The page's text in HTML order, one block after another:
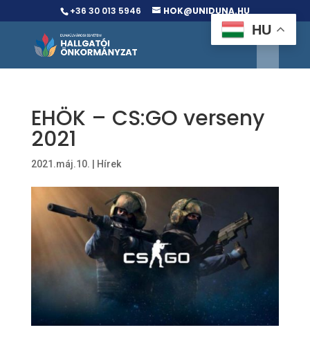
+36 30 013 5946 HOK@UNIDUNA.HU
EHÖK – CS:GO verseny
2021
2021.máj.10. Hírek
HU